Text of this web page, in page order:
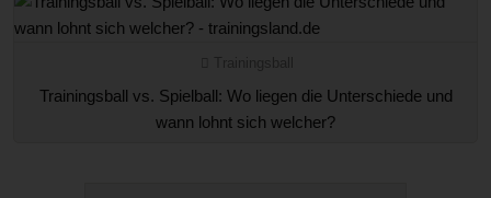
Trainingsball vs. Spielball: Wo liegen die Unterschiede und
wann lohnt sich welcher?